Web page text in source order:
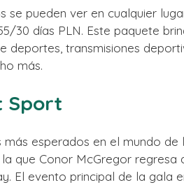
se pueden ver en cualquier
30 días PLN. Este paquete
deportes, transmisiones
más.
Sport
esperados en el mundo de
que Conor McGregor regresa
El evento principal de la gala